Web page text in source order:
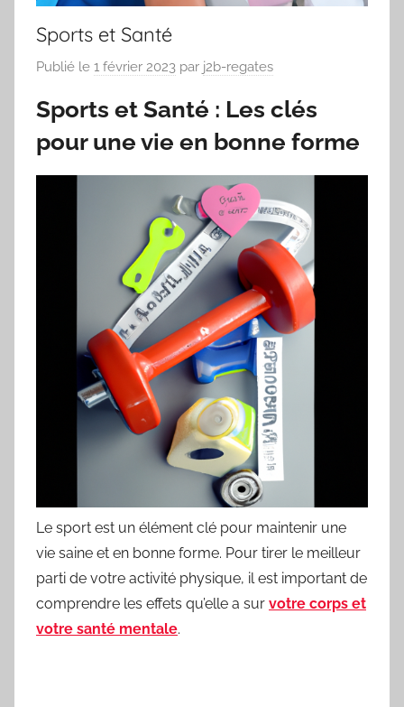
Sports et Santé
Publié le 1 février 2023 par j2b-regates
Sports et Santé : Les clés
pour une vie en bonne forme
Le sport est un élément clé pour maintenir une
vie saine et en bonne forme. Pour tirer le meilleur
parti de votre activité physique, il est important de
comprendre les effets qu’elle a sur votre corps et
votre santé mentale.